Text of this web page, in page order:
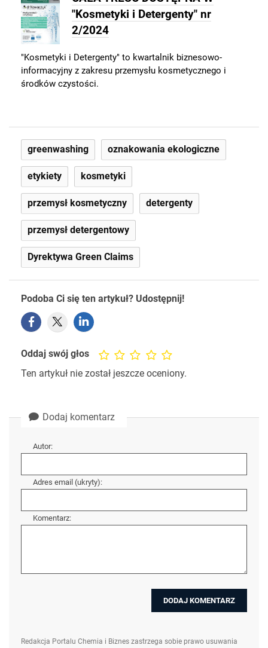
"Kosmetyki i Detergenty" nr
2/2024
"Kosmetyki i Detergenty" to kwartalnik biznesowo-
informacyjny z zakresu przemysłu kosmetycznego i
środków czystości.
greenwashing oznakowania ekologiczne
etykiety kosmetyki
przemysł kosmetyczny detergenty
przemysł detergentowy
Dyrektywa Green Claims
Podoba Ci się ten artykuł? Udostępnij!
Oddaj swój głos
Ten artykuł nie został jeszcze oceniony.
Dodaj komentarz
Autor:
Adres email (ukryty):
Komentarz:
Redakcja Portalu Chemia i Biznes zastrzega sobie prawo usuwania